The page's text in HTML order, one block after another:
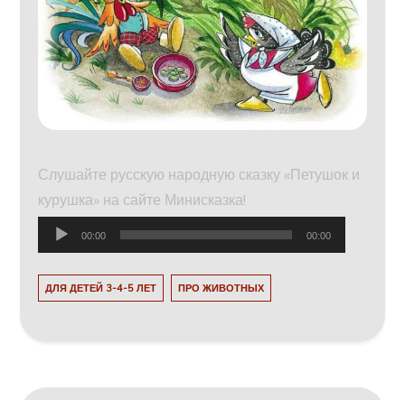
Слушайте русскую народную сказку «Петушок и
курушка» на сайте Минисказка!
Аудиоплеер
00:00 00:00
ДЛЯ ДЕТЕЙ 3-4-5 ЛЕТ ПРО ЖИВОТНЫХ